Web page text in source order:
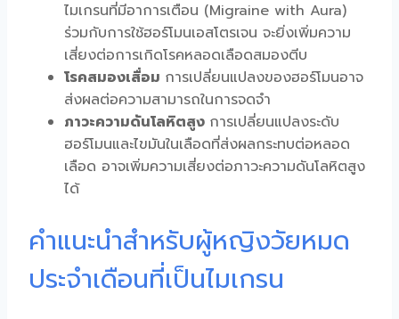
ไมเกรนที่มีอาการเตือน (Migraine with Aura)
ร่วมกับการใช้ฮอร์โมนเอสโตรเจน จะยิ่งเพิ่มความ
เสี่ยงต่อการเกิดโรคหลอดเลือดสมองตีบ
โรคสมองเสื่อม การเปลี่ยนแปลงของฮอร์โมนอาจ
ส่งผลต่อความสามารถในการจดจำ
ภาวะความดันโลหิตสูง การเปลี่ยนแปลงระดับ
ฮอร์โมนและไขมันในเลือดที่ส่งผลกระทบต่อหลอด
เลือด อาจเพิ่มความเสี่ยงต่อภาวะความดันโลหิตสูง
ได้
คำแนะนำสำหรับผู้หญิงวัยหมด
ประจำเดือนที่เป็นไมเกรน